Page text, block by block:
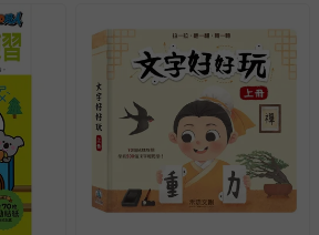
即可進行申請。若有相關退貨問題，請
ID: @mamilove
我們將依序為您處理
…等活動，如因部份退貨，而該訂單保
，將以原價計算，活動贈品亦需一併退
保護法的規定，不適用七天鑑賞期/猶